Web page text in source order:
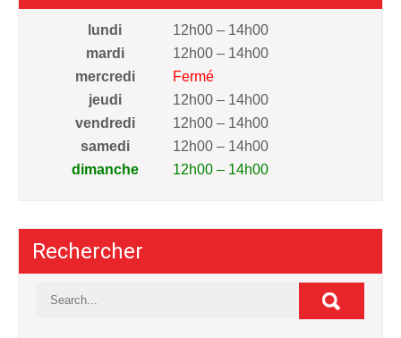
lundi
12h00 – 14h00
mardi
12h00 – 14h00
mercredi
Fermé
jeudi
12h00 – 14h00
vendredi
12h00 – 14h00
samedi
12h00 – 14h00
dimanche
12h00 – 14h00
Rechercher